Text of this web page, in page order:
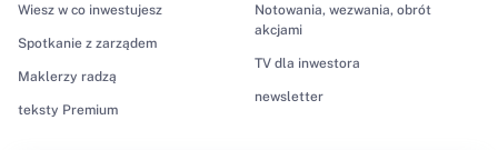
Wiesz w co inwestujesz
Spotkanie z zarządem
Maklerzy radzą
teksty Premium
Notowania, wezwania, obrót
akcjami
TV dla inwestora
newsletter